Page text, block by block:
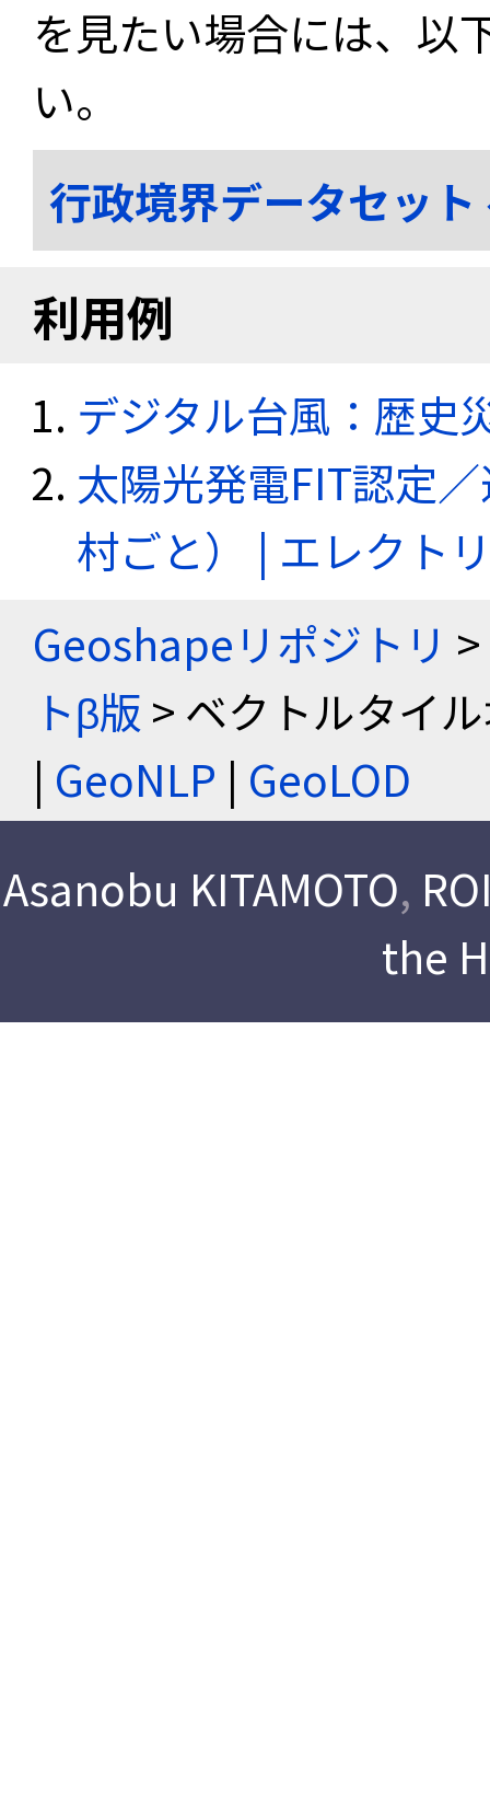
を見たい場合には、以
い。
行政境界データセッ
利用例
デジタル台風：歴史
太陽光発電FIT認定
村ごと） | エレクト
Geoshapeリポジトリ >
トβ版 > ベクトルタイ
| GeoNLP | GeoLOD
Asanobu KITAMOTO,
the